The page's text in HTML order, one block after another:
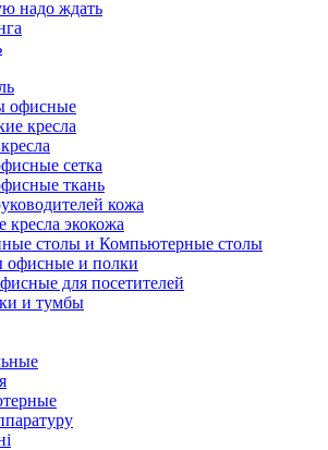
надо ждать
офисные
кресла
сетка
ткань
кожа
экокожа
столы и Компьютерные столы
офисные и полки
для посетителей
и тумбы